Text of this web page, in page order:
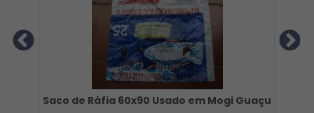
Saco de Ráfia 60x90 Usado em Mogi Guaçu